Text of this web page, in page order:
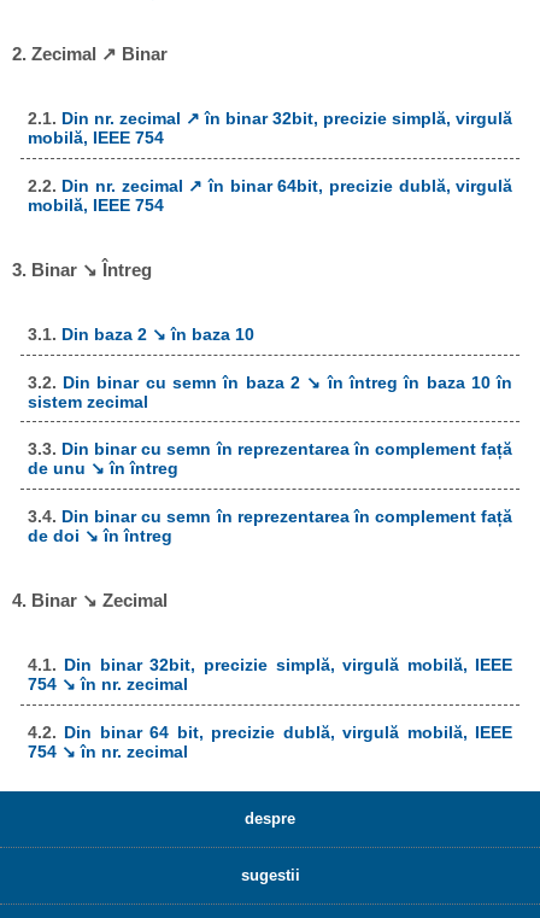
2. Zecimal ↗ Binar
2.1. Din nr. zecimal ↗ în binar 32bit, precizie simplă, virgulă
mobilă, IEEE 754
2.2. Din nr. zecimal ↗ în binar 64bit, precizie dublă, virgulă
mobilă, IEEE 754
3. Binar ↘ Întreg
3.1. Din baza 2 ↘ în baza 10
3.2. Din binar cu semn în baza 2 ↘ în întreg în baza 10 în
sistem zecimal
3.3. Din binar cu semn în reprezentarea în complement față
de unu ↘ în întreg
3.4. Din binar cu semn în reprezentarea în complement față
de doi ↘ în întreg
4. Binar ↘ Zecimal
4.1. Din binar 32bit, precizie simplă, virgulă mobilă, IEEE
754 ↘ în nr. zecimal
4.2. Din binar 64 bit, precizie dublă, virgulă mobilă, IEEE
754 ↘ în nr. zecimal
despre
sugestii